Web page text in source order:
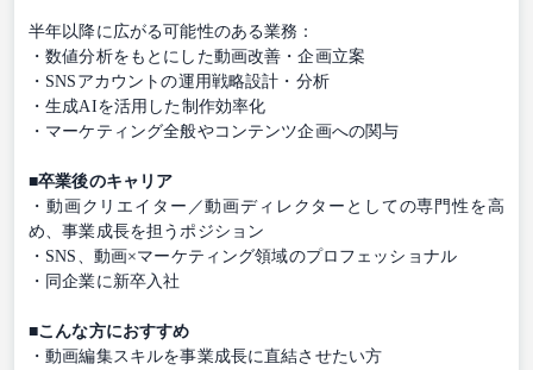
半年以降に広がる可能性のある業務：
・数値分析をもとにした動画改善・企画立案
・SNSアカウントの運用戦略設計・分析
・生成AIを活用した制作効率化
・マーケティング全般やコンテンツ企画への関与
■卒業後のキャリア
・動画クリエイター／動画ディレクターとしての専門性を高
め、事業成長を担うポジション
・SNS、動画×マーケティング領域のプロフェッショナル
・同企業に新卒入社
■こんな方におすすめ
・動画編集スキルを事業成長に直結させたい方